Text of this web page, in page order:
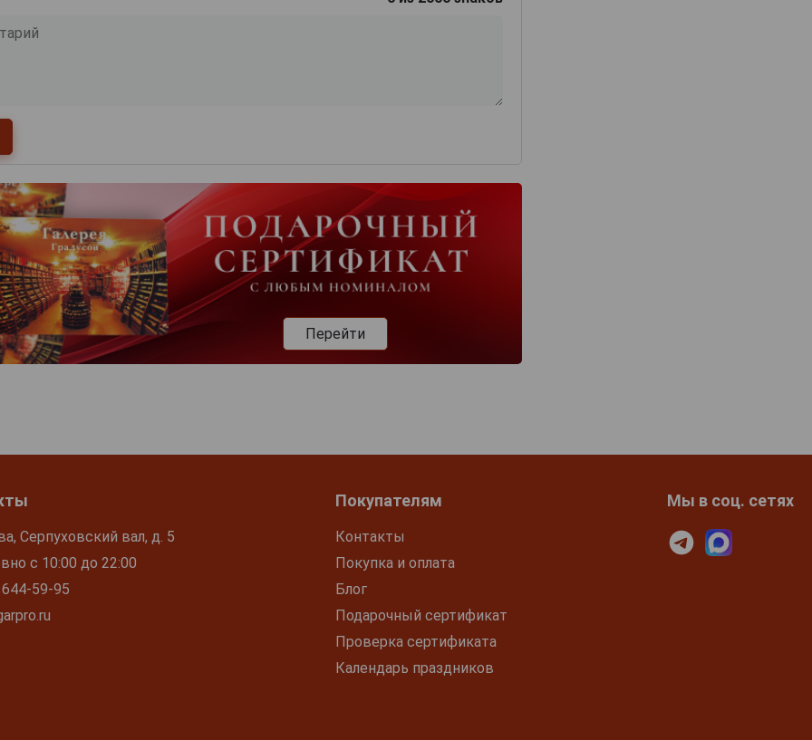
Перейти
Серпуховский вал, д. 5
с 10:00 до 22:00
59-95
Покупателям
Контакты
Покупка и оплата
Блог
Подарочный сертификат
Проверка сертификата
Календарь праздников
Мы в соц. сетях